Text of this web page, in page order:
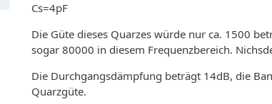
Cs=4pF
Die Güte dieses Quarzes würde nur ca. 1500
sogar 80000 in diesem Frequenzbereich.
Die Durchgangsdämpfung beträgt 14dB, die
Quarzgüte.